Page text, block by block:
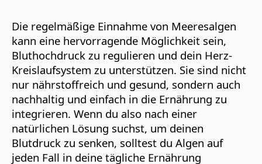
Die regelmäßige Einnahme von Meeresalgen
kann eine hervorragende Möglichkeit sein,
Bluthochdruck zu regulieren und dein Herz-
Kreislaufsystem zu unterstützen. Sie sind nicht
nur nährstoffreich und gesund, sondern auch
nachhaltig und einfach in die Ernährung zu
integrieren. Wenn du also nach einer
natürlichen Lösung suchst, um deinen
Blutdruck zu senken, solltest du Algen auf
jeden Fall in deine tägliche Ernährung